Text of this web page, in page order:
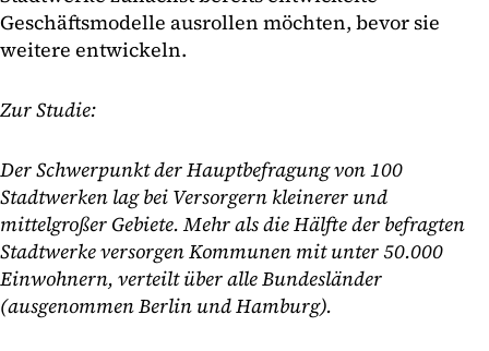
Geschäftsmodelle ausrollen möchten, bevor sie
weitere entwickeln.
Zur Studie:
Der Schwerpunkt der Hauptbefragung von 100
Stadtwerken lag bei Versorgern kleinerer und
mittelgroßer Gebiete. Mehr als die Hälfte der befragten
Stadtwerke versorgen Kommunen mit unter 50.000
Einwohnern, verteilt über alle Bundesländer
(ausgenommen Berlin und Hamburg).